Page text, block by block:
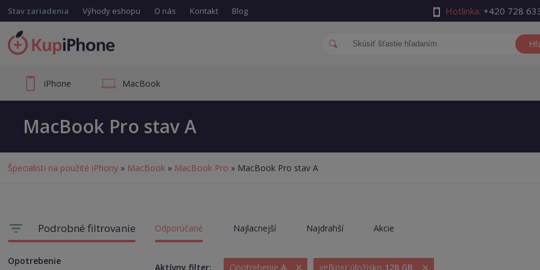
Stav zariadenia Výhody eshopu O nás Kontakt Blog Hotlinka: +420 728
iPhone MacBook
MacBook Pro stav A
Špecialisti na použité iPhony » MacBook » MacBook Pro » MacBook Pro stav A
Podrobné filtrovanie
Opotrebenie
Odporúčané Najlacnejší Najdrahší Akcie
Aktívny filter: OpotrebenieA veľkosť úložisko 128 GB